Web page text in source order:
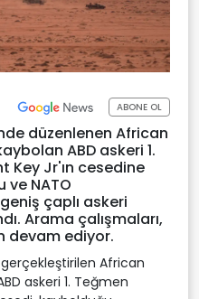
ABONE OL
düzenlenen African
ABD askeri 1.
Key Jr'ın cesedine
ve NATO
çaplı askeri
Arama çalışmaları,
devam ediyor.
African
askeri 1. Teğmen